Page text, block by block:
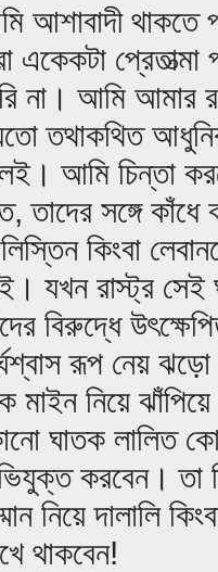
আশাবাদী থাকতে
একেকটা
না। আমি আমার
তথাকথিত আধুনিক
আমি চিন্তা
তাদের সঙ্গে
কিংবা
যখন রাস্ট্র সেই
বিরুদ্ধে
রূপ নেয়
মাইন নিয়ে
ঘাতক লালিত
করবেন। তা
নিয়ে দালালি
থাকবেন!